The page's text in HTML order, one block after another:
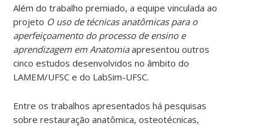
Além do trabalho premiado, a equipe vinculada ao
projeto O uso de técnicas anatômicas para o
aperfeiçoamento do processo de ensino e
aprendizagem em Anatomiaapresentou outros
cinco estudos desenvolvidos no âmbito do
LAMEM/UFSC e do LabSim-UFSC.
Entre os trabalhos apresentados há pesquisas
sobre restauração anatômica, osteotécnicas,